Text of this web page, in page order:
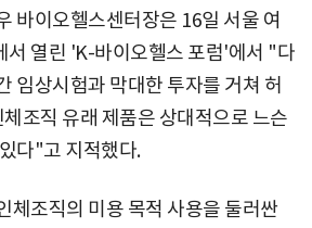
바이오헬스센터장은 16일 서울 여
서 열린 'K-바이오헬스 포럼'에서 "다
임상시험과 막대한 투자를 거쳐 허
조직 유래 제품은 상대적으로 느슨
다"고 지적했다.
체조직의 미용 목적 사용을 둘러싼